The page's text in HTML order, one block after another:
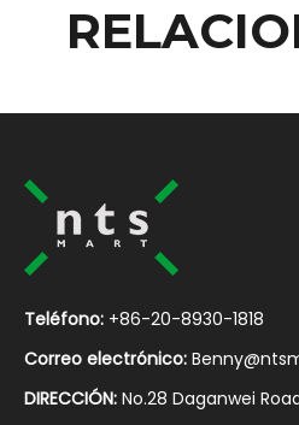
Teléfono: +86-20-8930-1818
Correo electrónico:
DIRECCIÓN: No.28 Daganwei